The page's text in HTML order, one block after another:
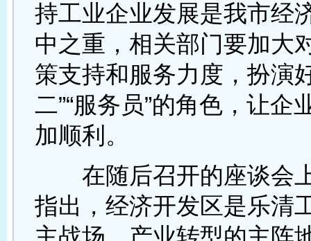
持工业企业发展是我市经
中之重，相关部门要加大
策支持和服务力度，扮演
二”“服务员”的角色，让企
加顺利。
在随后召开的座谈会
指出，经济开发区是乐清